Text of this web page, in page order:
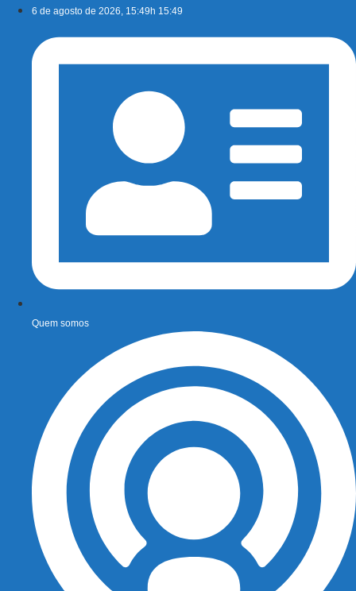
conteúdo
6 de agosto de 2026, 15:49h 15:49
Quem somos